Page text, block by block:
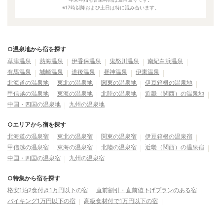
※17時以降および土日は特に混み合います。
○温泉地から宿を探す
草津温泉
熱海温泉 伊香保温泉 鬼怒川温泉
南紀白浜温泉
有馬温泉
城崎温泉 道後温泉 昼神温泉
伊東温泉
北海道の温泉地
東北の温泉地 関東の温泉地
伊豆箱根の温泉地
甲信越の温泉地
東海の温泉地 北陸の温泉地
近畿（関西）の温泉地
中国・四国の温泉地
九州の温泉地
○エリアから宿を探す
北海道の温泉宿
東北の温泉宿 関東の温泉宿
伊豆箱根の温泉宿
甲信越の温泉宿
東海の温泉宿 北陸の温泉宿
近畿（関西）の温泉宿
中国・四国の温泉宿
九州の温泉宿
○特集から宿を探す
格安1泊2食付き1万円以下の宿
直前割引・直前値下げプランのある宿
バイキング1万円以下の宿
高級食材付で1万円以下の宿